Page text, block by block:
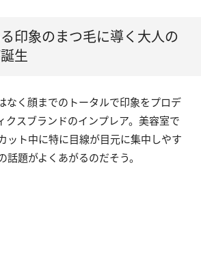
印象のまつ毛に導く大人の
生
なく顔までのトータルで印象をプロデ
クスブランドのインプレア。美容室で
ット中に特に目線が目元に集中しやす
話題がよくあがるのだそう。